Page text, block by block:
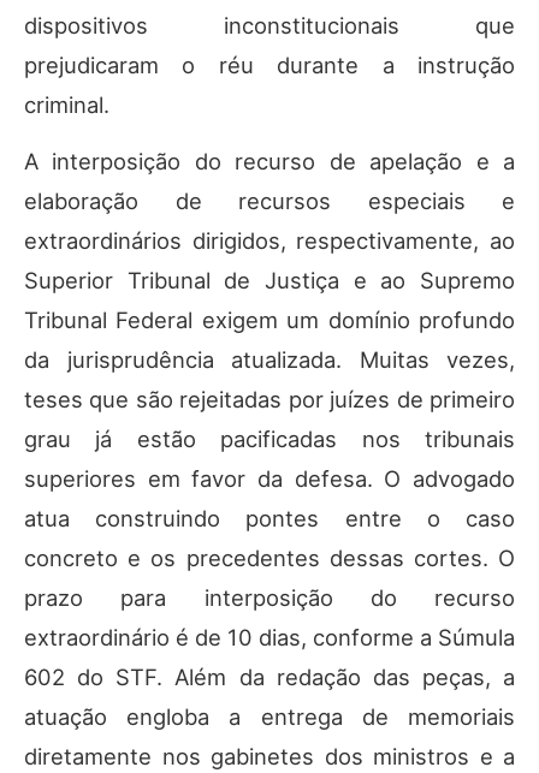
dispositivos inconstitucionais que
prejudicaram o réu durante a instrução
criminal.
A interposição do recurso de apelação e a
elaboração de recursos especiais e
extraordinários dirigidos, respectivamente, ao
Superior Tribunal de Justiça e ao Supremo
Tribunal Federal exigem um domínio profundo
da jurisprudência atualizada. Muitas vezes,
teses que são rejeitadas por juízes de primeiro
grau já estão pacificadas nos tribunais
superiores em favor da defesa. O advogado
atua construindo pontes entre o caso
concreto e os precedentes dessas cortes. O
prazo para interposição do recurso
extraordinário é de 10 dias, conforme a Súmula
602 do STF. Além da redação das peças, a
atuação engloba a entrega de memoriais
diretamente nos gabinetes dos ministros e a